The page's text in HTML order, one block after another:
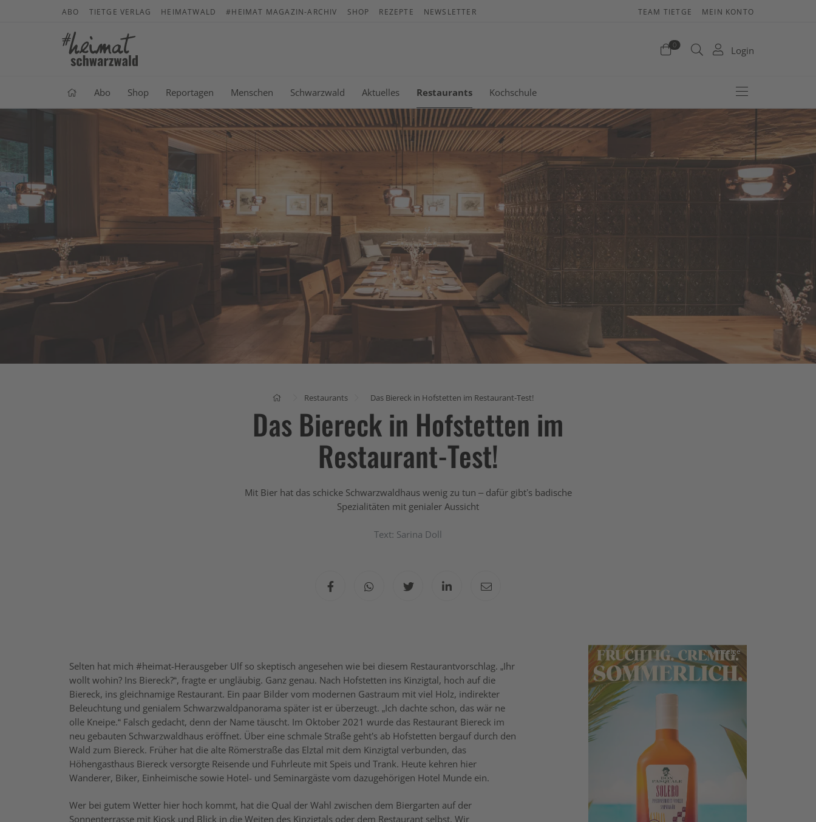
ABO TIETGE VERLAG HEIMATWALD #HEIMAT MAGAZIN-ARCHIV SHOP REZEPTE NEWSLETTER TEAM TIETGE MEIN KONTO
0 Login
Abo Shop Reportagen Menschen Schwarzwald Aktuelles Restaurants Kochschule
Restaurants Das Biereck in Hofstetten im Restaurant-Test!
Das Biereck in Hofstetten im
Restaurant-Test!
Mit Bier hat das schicke Schwarzwaldhaus wenig zu tun – dafür gibtʼs badische
Spezialitäten mit genialer Aussicht
Text: Sarina Doll
Selten hat mich #heimat-Herausgeber Ulf so skeptisch angesehen wie bei diesem Restaurantvorschlag. „Ihr
wollt wohin? Ins Biereck?“, fragte er ungläubig. Ganz genau. Nach Hofstetten ins Kinzigtal, hoch auf die
Biereck, ins gleichnamige Restaurant. Ein paar Bilder vom modernen Gastraum mit viel Holz, indirekter
Beleuchtung und genialem Schwarzwaldpanorama später ist er überzeugt. „Ich dachte schon, das wär ne
olle Kneipe.“ Falsch gedacht, denn der Name täuscht. Im Oktober 2021 wurde das Restaurant Biereck im
neu gebauten Schwarzwaldhaus eröffnet. Über eine schmale Straße geht’s ab Hofstetten bergauf durch den
Wald zum Biereck. Früher hat die alte Römerstraße das Elztal mit dem Kinzigtal verbunden, das
Höhengasthaus Biereck versorgte Reisende und Fuhrleute mit Speis und Trank. Heute kehren hier
Wanderer, Biker, Einheimische sowie Hotel- und Seminargäste vom dazugehörigen Hotel Munde ein.
Wer bei gutem Wetter hier hoch kommt, hat die Qual der Wahl zwischen dem Biergarten auf der
Sonnenterrasse mit Kiosk und Blick in die Weiten des Kinzigtals oder dem Restaurant selbst. Wir
Anzeige